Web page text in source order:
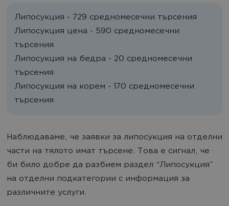
Липосукция - 729 средномесечни търсения
Липосукция цена - 590 средномесечни
търсения
Липосукция на бедра - 20 средномесечни
търсения
Липосукция на корем - 170 средномесечни
търсения
Наблюдаваме, че заявки за липосукция на отделни
части на тялото имат търсене. Това е сигнал, че
би било добре да разбием раздел “Липосукция”
на отделни подкатегории с информация за
различните услуги.